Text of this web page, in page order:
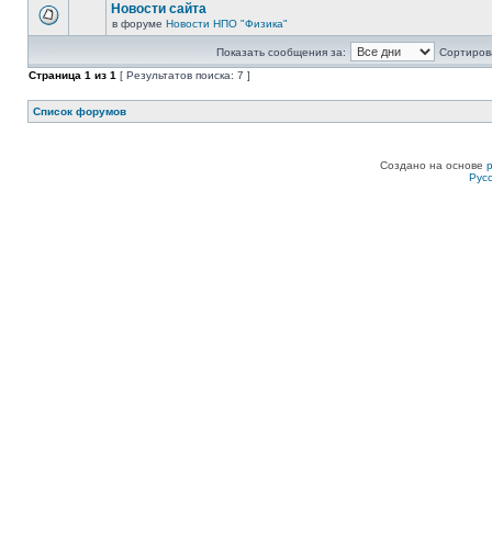
Новости сайта
в форуме Новости НПО "Физика"
Показать сообщения за:
Страница 1 из 1 [ Результатов поиска: 7 ]
Список форумов
Создано на основе